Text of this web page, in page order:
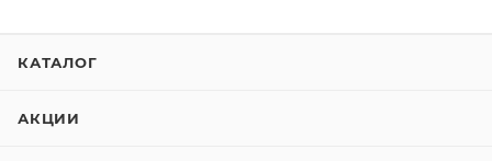
КАТАЛОГ
АКЦИИ